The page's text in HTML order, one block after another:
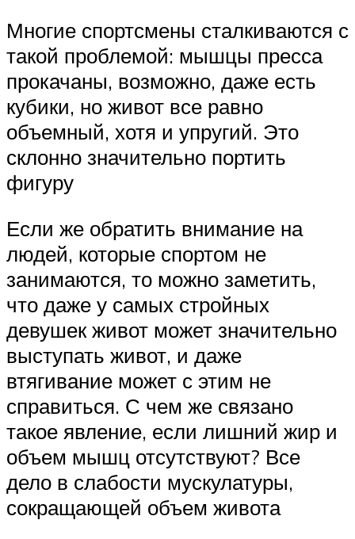
Многие спортсмены сталкиваются с
такой проблемой: мышцы пресса
прокачаны, возможно, даже есть
кубики, но живот все равно
объемный, хотя и упругий. Это
склонно значительно портить
фигуру
Если же обратить внимание на
людей, которые спортом не
занимаются, то можно заметить,
что даже у самых стройных
девушек живот может значительно
выступать живот, и даже
втягивание может с этим не
справиться. С чем же связано
такое явление, если лишний жир и
объем мышц отсутствуют? Все
дело в слабости мускулатуры,
сокращающей объем живота